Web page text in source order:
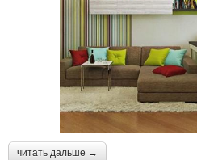
читать дальше →